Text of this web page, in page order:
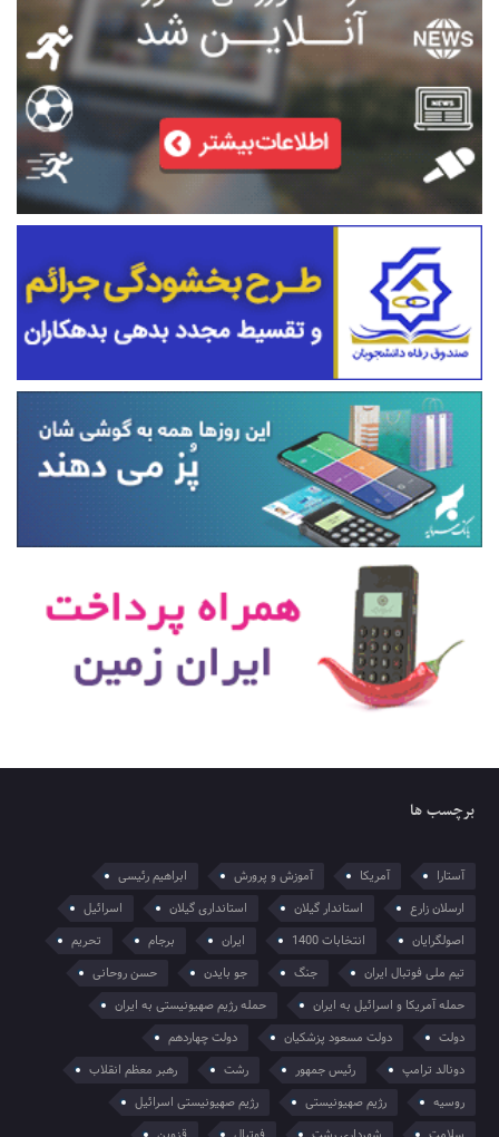
برچسب ها
آستارا آمریکا آموزش و پرورش
ابراهیم رئیسی
ارسلان زارع
استاندار گیلان استانداری گیلان
اسرائیل
اصولگرایان
انتخابات 1400 ایران برجام
تحریم
تیم ملی فوتبال ایران
جنگ جو بایدن
حسن روحانی
حمله آمریکا و اسرائیل به ایران
حمله رژیم صهیونیستی به ایران
دولت
دولت مسعود پزشکیان
دولت چهاردهم
دونالد ترامپ
رئیس جمهور رشت
رهبر معظم انقلاب
روسیه
رژیم صهیونیستی
رژیم صهیونیستی اسرائیل